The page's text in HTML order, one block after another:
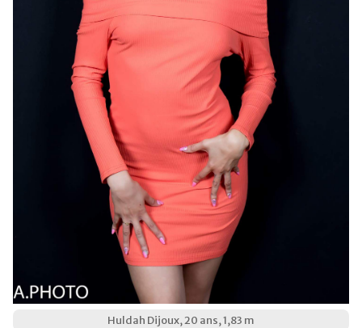
Huldah Dijoux, 20 ans, 1,83 m